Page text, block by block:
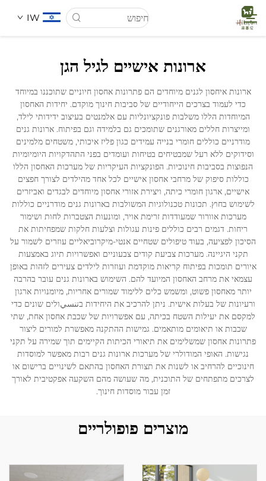
IW
עַל אָמַת
מוצרים
חֲדָשִים
מקרים
הורדה
לְהִתְחַבֵּר אֵלֵינוּ
בְּלוֹגִים
ארונות אישיים לגיל הגן
ארונות איחסון לגנים מיוחדים הם פתרונות אחסון חיוניים שתוכננו במיוחד
כדי לעמוד בצרכים הייחודיים של סביבות חינוך מוקדם. יחידות האחסון
המיוחדות הללו משלבות פונקציונליות עם אלמנטים בעיצוב ידידותי לילד,
ומייצרות חללים מאורגנים שתומכים גם בלמידה וגם בפיתוח. ארונות גנים
מודרניים כוללים חומרי בנייה עמידים כגון פליז איכותי, משטחים מלמינים
וסידוקים ללא רעל שמבטיחים בטיחות ועומדים בפני התהדקויות היומיומיות
הנפוצות בסביבות חינוכיות. הפונקציות העיקריות של מערכות האחסון הללו
כוללות סיפוק של מרחבי אחסון אישיים לכל אחד מהילדים לצורך חפצים
אישיים, ארגון חומרי כיתה, ויצירת אזורי אחסון מיוחדים לבגדים ואביזרים
לשימוש בחוץ. תכונות טכנולוגיות המשולבות בארונות גנים מודרניים כוללות
מערכות אוורור שמעודדות זרימת אויר, ומונעות הצטברות לחות ושימור
ריחות. דגמים רבים כוללים פינות עגולות וצלעות חלקות שמפחיתות את
הסיכון לפציעה, בעוד טיפולים שטחיים אנטי-מיקרוביאליים עוזרים לשמור על
תקני היגיינה. מערכות צביעת קודים צבעוניים ואפשרויות תיוג באמצעות
איורים תומכות בפיתוח קריאות מוקדמת ועוזרות לילדים צעירים לזהות באופן
עצמאי את מרחב האחסון המיועד להם. השימוש בארונות גנים עובר בהרבה
יותר מאחסון פשוט, ומשמש כלים ללימוד שמורים אחריות, מיומנויות ארגון
ורעיונות של בעלות אישית. ניתן להרכיב את היחידות בتنسيולים שונים כדי
למקסם את יעילות השטח בכיתה, עם אפשרויות של שכבת אחסון אחת, שתי
שכבות או תיאומים מותאמים. גמישות ההתקנה מאפשרת למורים ליצור
פתרונות אחסון שמשלימים את תיאורי הכיתות הקיימים תוך שמירה על תקני
נגישות. האופי המודולרי של מערכות ארונות גנים רבות מאפשר למוסדות
חינוכיים להרחיב או לשנות את תצורת האחסון בהתאם לשינויים ברישום או
לצרכים מתפתחים של התוכנית, מה שעושה מהם השקעה אפקטיבית לאורך
זמן עבור מוסדות חינוך.
מוצרים פופולריים